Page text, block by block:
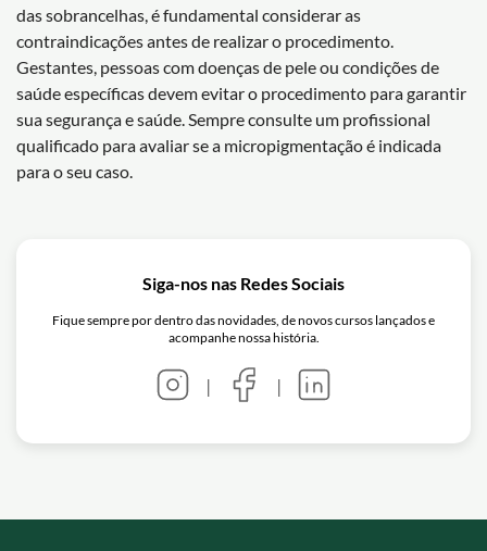
das sobrancelhas, é fundamental considerar as
contraindicações antes de realizar o procedimento.
Gestantes, pessoas com doenças de pele ou condições de
saúde específicas devem evitar o procedimento para garantir
sua segurança e saúde. Sempre consulte um profissional
qualificado para avaliar se a micropigmentação é indicada
para o seu caso.
Siga-nos nas Redes Sociais
Fique sempre por dentro das novidades, de novos cursos lançados e
acompanhe nossa história.
| |